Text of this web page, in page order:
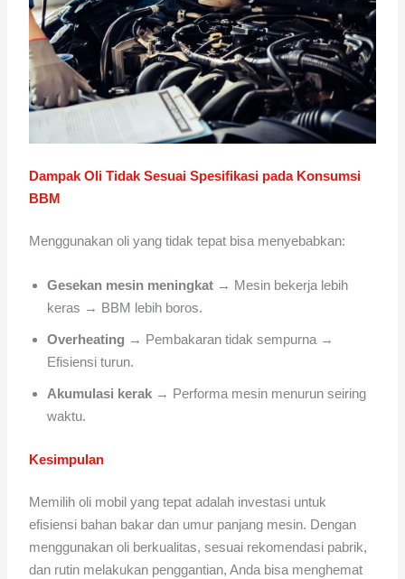
Dampak Oli Tidak Sesuai Spesifikasi pada Konsumsi
BBM
Menggunakan oli yang tidak tepat bisa menyebabkan:
Gesekan mesin meningkat → Mesin bekerja lebih
keras → BBM lebih boros.
Overheating → Pembakaran tidak sempurna →
Efisiensi turun.
Akumulasi kerak → Performa mesin menurun seiring
waktu.
Kesimpulan
Memilih oli mobil yang tepat adalah investasi untuk
efisiensi bahan bakar dan umur panjang mesin. Dengan
menggunakan oli berkualitas, sesuai rekomendasi pabrik,
dan rutin melakukan penggantian, Anda bisa menghemat